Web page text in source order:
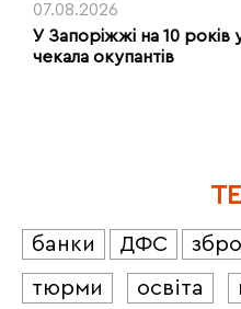
07.08.2026
У Запоріжжі на 10 років
чекала окупантів
банки ДФС
тюрми
освіта